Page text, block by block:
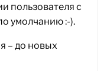
пользователя с
умолчанию :-).
– до новых